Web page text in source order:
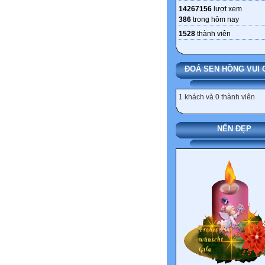
14267156 lượt xem
386 trong hôm nay
1528 thành viên
ĐOÁ SEN HỒNG VUI
1 khách và 0 thành viên
NẾN ĐẸP